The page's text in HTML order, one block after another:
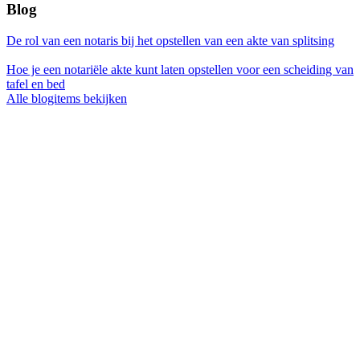
Blog
De rol van een notaris bij het opstellen van een akte van splitsing
Hoe je een notariële akte kunt laten opstellen voor een scheiding van
tafel en bed
Alle blogitems bekijken